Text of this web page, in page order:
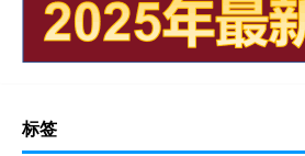
标签